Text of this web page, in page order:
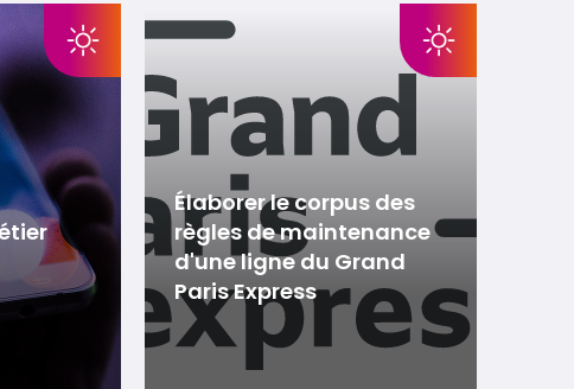
Élaborer le corpus des
règles de maintenance
d'une ligne du Grand
Paris Express